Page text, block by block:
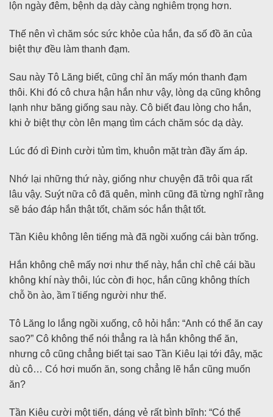
lộn ngày đêm, bệnh dạ dày càng nghiêm trọng hơn.
Thế nên vì chăm sóc sức khỏe của hắn, đa số đồ ăn của
biệt thự đều làm thanh đạm.
Sau này Tô Lăng biết, cũng chỉ ăn mấy món thanh đạm
thôi. Khi đó cô chưa hận hắn như vậy, lòng dạ cũng không
lạnh như băng giống sau này. Cô biết đau lòng cho hắn,
khi ở biệt thự còn lên mạng tìm cách chăm sóc dạ dày.
Lúc đó dì Đinh cười tủm tìm, khuôn mặt tràn đầy ấm áp.
Nhớ lại những thứ này, giống như chuyện đã trôi qua rất
lâu vậy. Suýt nữa cô đã quên, mình cũng đã từng nghĩ rằng
sẽ báo đáp hắn thật tốt, chăm sóc hắn thật tốt.
Tần Kiêu không lên tiếng mà đã ngồi xuống cái bàn trống.
Hắn không chê mấy nơi như thế này, hắn chỉ chê cái bầu
không khí này thôi, lúc còn đi học, hắn cũng không thích
chỗ ồn ào, ầm ĩ tiếng người như thế.
Tô Lăng lo lắng ngồi xuống, cô hỏi hắn: “Anh có thể ăn cay
sao?” Cô không thể nói thẳng ra là hắn không thể ăn,
nhưng cô cũng chẳng biết tại sao Tần Kiêu lại tới đây, mặc
dù cô… Có hơi muốn ăn, song chẳng lẽ hắn cũng muốn
ăn?
Tần Kiêu cười một tiến, dáng vẻ rất bình bĩnh: “Có thể